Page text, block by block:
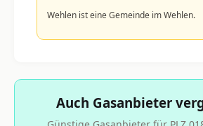
Wehlen ist eine Gemeinde im Wehlen.
Auch Gasanbieter